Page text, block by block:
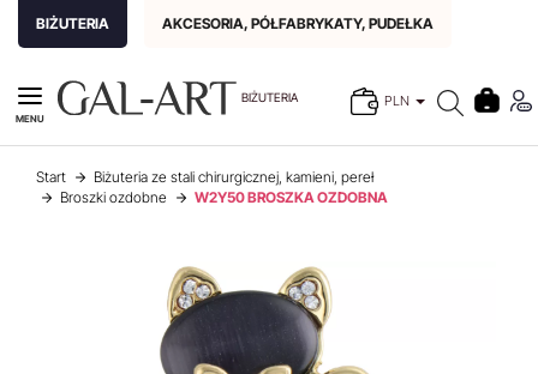
BIŻUTERIA AKCESORIA, PÓŁFABRYKATY, PUDEŁKA
BIŻUTERIA PLN
MENU
Start
Biżuteria ze stali chirurgicznej, kamieni, pereł
Broszki ozdobne
W2Y50 BROSZKA OZDOBNA